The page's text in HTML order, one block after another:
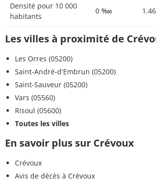
Densité pour 10 000
habitants
0 ‱
Les villes à proximité de
Les Orres (05200)
Saint-André-d'Embrun (05200)
Saint-Sauveur (05200)
Vars (05560)
Risoul (05600)
Toutes les villes
En savoir plus sur Crévoux
Crévoux
Avis de décès à Crévoux